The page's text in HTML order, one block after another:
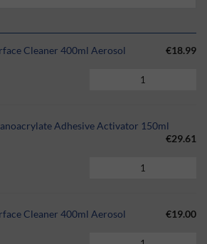
Cleaner 400ml Aerosol €18.99
Adhesive Activator 150ml
€29.61
Cleaner 400ml Aerosol €19.00